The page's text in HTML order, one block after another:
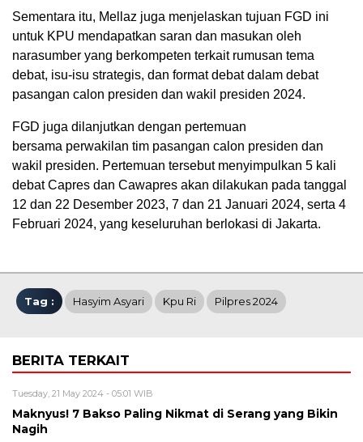
Sementara itu, Mellaz juga menjelaskan tujuan FGD ini
untuk KPU mendapatkan saran dan masukan oleh
narasumber yang berkompeten terkait rumusan tema
debat, isu-isu strategis, dan format debat dalam debat
pasangan calon presiden dan wakil presiden 2024.
FGD juga dilanjutkan dengan pertemuan
bersama perwakilan tim pasangan calon presiden dan
wakil presiden. Pertemuan tersebut menyimpulkan 5 kali
debat Capres dan Cawapres akan dilakukan pada tanggal
12 dan 22 Desember 2023, 7 dan 21 Januari 2024, serta 4
Februari 2024, yang keseluruhan berlokasi di Jakarta.
Tag : Hasyim Asyari Kpu Ri Pilpres 2024
BERITA TERKAIT
Tuesday, 21 May 2024 - 05:01 WIB
Maknyus! 7 Bakso Paling Nikmat di Serang yang Bikin
Nagih